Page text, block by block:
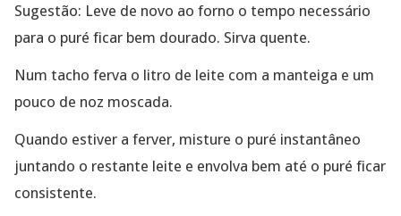
Sugestão: Leve de novo ao forno o tempo necessário
para o puré ficar bem dourado. Sirva quente.
Num tacho ferva o litro de leite com a manteiga e um
pouco de noz moscada.
Quando estiver a ferver, misture o puré instantâneo
juntando o restante leite e envolva bem até o puré ficar
consistente.